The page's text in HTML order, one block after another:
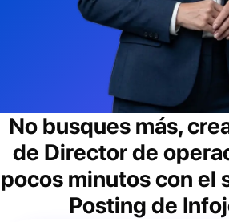
No busques más,
de Director de
pocos minutos con el
Posting de